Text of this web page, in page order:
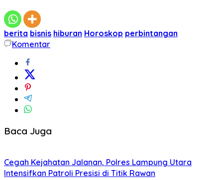
berita bisnis hiburan Horoskop perbintangan
Komentar
Baca Juga
Cegah Kejahatan Jalanan, Polres Lampung Utara
Intensifkan Patroli Presisi di Titik Rawan